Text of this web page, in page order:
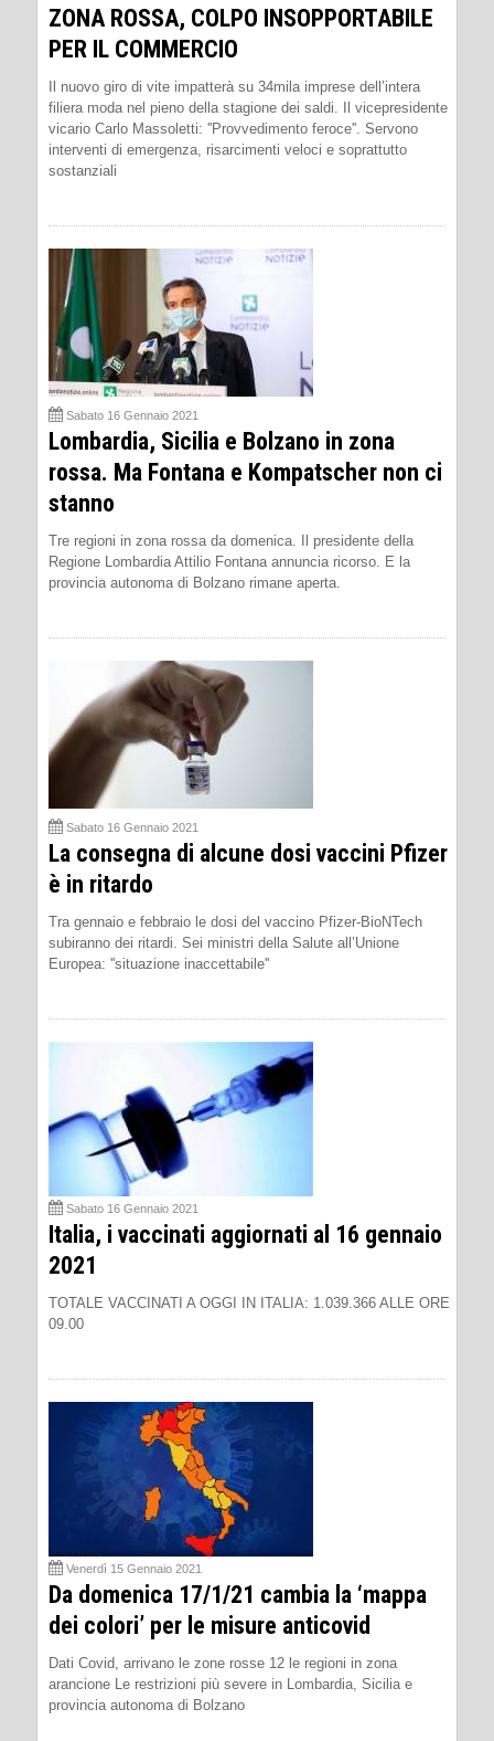
ZONA ROSSA, COLPO INSOPPORTABILE
PER IL COMMERCIO
Il nuovo giro di vite impatterà su 34mila imprese dell’intera
filiera moda nel pieno della stagione dei saldi. Il vicepresidente
vicario Carlo Massoletti: ''Provvedimento feroce''. Servono
interventi di emergenza, risarcimenti veloci e soprattutto
sostanziali
Sabato 16 Gennaio 2021
Lombardia, Sicilia e Bolzano in zona
rossa. Ma Fontana e Kompatscher non ci
stanno
Tre regioni in zona rossa da domenica. Il presidente della
Regione Lombardia Attilio Fontana annuncia ricorso. E la
provincia autonoma di Bolzano rimane aperta.
Sabato 16 Gennaio 2021
La consegna di alcune dosi vaccini Pfizer
è in ritardo
Tra gennaio e febbraio le dosi del vaccino Pfizer-BioNTech
subiranno dei ritardi. Sei ministri della Salute all’Unione
Europea: ''situazione inaccettabile''
Sabato 16 Gennaio 2021
Italia, i vaccinati aggiornati al 16 gennaio
2021
TOTALE VACCINATI A OGGI IN ITALIA: 1.039.366 ALLE ORE
09.00
Venerdì 15 Gennaio 2021
Da domenica 17/1/21 cambia la ‘mappa
dei colori’ per le misure anticovid
Dati Covid, arrivano le zone rosse 12 le regioni in zona
arancione Le restrizioni più severe in Lombardia, Sicilia e
provincia autonoma di Bolzano